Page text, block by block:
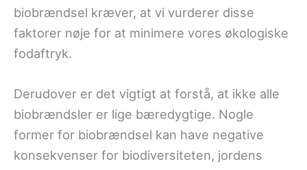
biobrændsel kræver, at vi vurderer disse
faktorer nøje for at minimere vores økologiske
fodaftryk.
Derudover er det vigtigt at forstå, at ikke alle
biobrændsler er lige bæredygtige. Nogle
former for biobrændsel kan have negative
konsekvenser for biodiversiteten, jordens